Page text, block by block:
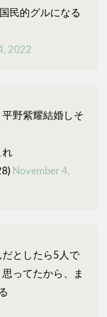
民的グルになる
2022
野紫耀結婚しそ
れ
November 4,
としたら5人で
ってたから、ま